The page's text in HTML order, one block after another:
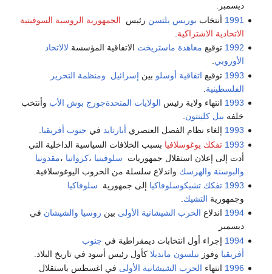
ديسمبر.
1991 أنتخاب بوريس يلتسن رئيس الجمهورية الروسية السوفيتية
الاتحادية الاشتراكية
1992 توقيع معاهدة ماستريخت الاتفاقية المؤسسة لالاتحاد
الأوروبي
1993 توقيع اتفاقية أوسلو بين إسرائيل
ومنظمة التحرير
الفلسطينية
1993 انتهاء ولاية رئيس الولايات المتحدةجورج بوش الأب وأنتخب
خلفه بيل كلينتون
1993 إلغاء نظام الفصل العنصري أبارتايد في جنوب أفريقيا.
1993 تفكك يوغوسلافيا بسبب الخلافات السياسية الداخلية التي
أدت إلى إعلان استقلال جمهوريات سلوفينيا ،كرواتيا ،مقدونيا
والبوسنة والهرسك واندلاع سلسلة من الحروب اليوغوسلافية.
1993 تفكك تشيكوسلوفاكيا إلى جمهورية سلوفاكيا
وجمهورية التشيك
1994 اندلاع الحرب الشيشانية الأولى بين روسيا والشيشان في
ديسمبر
1994 إجراء أول انتخابات ديمقراطية في جنوب
أفريقيا وفوز نيلسون مانديلا كأول رئيس أسود في تاريخ البلاد.
1996 انتهاء الحرب الشيشانية الأولى في اغسطس باستقلال